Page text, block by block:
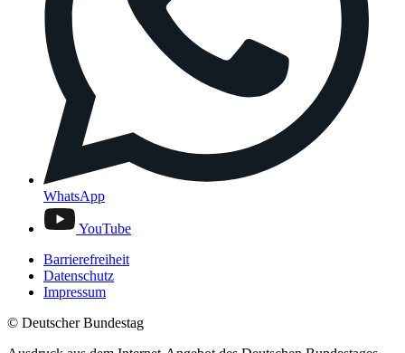
WhatsApp
YouTube
Barrierefreiheit
Datenschutz
Impressum
© Deutscher Bundestag